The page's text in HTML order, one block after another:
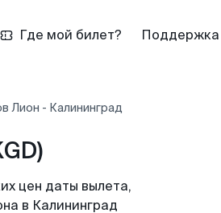
Где мой билет? Поддержка
Лион - Калининград
цен даты вылета,
в Калининград